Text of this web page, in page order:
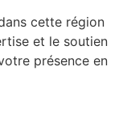
cette région
et le soutien
présence en